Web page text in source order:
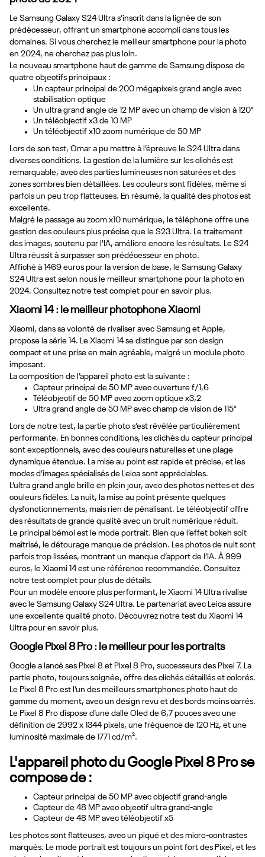
Le Samsung Galaxy S24 Ultra s’inscrit dans la lignée de son
prédécesseur, offrant un smartphone accompli dans tous les
domaines. Si vous cherchez le meilleur smartphone pour la photo
en 2024, ne cherchez pas plus loin.
Le nouveau smartphone haut de gamme de Samsung dispose de
quatre objectifs principaux :
Un capteur principal de 200 mégapixels grand angle avec
stabilisation optique
Un ultra grand angle de 12 MP avec un champ de vision à 120°
Un téléobjectif x3 de 10 MP
Un téléobjectif x10 zoom numérique de 50 MP
Lors de son test, Omar a pu mettre à l’épreuve le S24 Ultra dans
diverses conditions. La gestion de la lumière sur les clichés est
remarquable, avec des parties lumineuses non saturées et des
zones sombres bien détaillées. Les couleurs sont fidèles, même si
parfois un peu trop flatteuses. En résumé, la qualité des photos est
excellente.
Malgré le passage au zoom x10 numérique, le téléphone offre une
gestion des couleurs plus précise que le S23 Ultra. Le traitement
des images, soutenu par l'IA, améliore encore les résultats. Le S24
Ultra réussit à surpasser son prédécesseur en photo.
Affiché à 1469 euros pour la version de base, le Samsung Galaxy
S24 Ultra est selon nous le meilleur smartphone pour la photo en
2024. Consultez notre test complet pour en savoir plus.
Xiaomi 14 : le meilleur photophone Xiaomi
Xiaomi, dans sa volonté de rivaliser avec Samsung et Apple,
propose la série 14. Le Xiaomi 14 se distingue par son design
compact et une prise en main agréable, malgré un module photo
imposant.
La composition de l’appareil photo est la suivante :
Capteur principal de 50 MP avec ouverture f/1,6
Téléobjectif de 50 MP avec zoom optique x3,2
Ultra grand angle de 50 MP avec champ de vision de 115°
Lors de notre test, la partie photo s’est révélée particulièrement
performante. En bonnes conditions, les clichés du capteur principal
sont exceptionnels, avec des couleurs naturelles et une plage
dynamique étendue. La mise au point est rapide et précise, et les
modes d’images spécialisés de Leica sont appréciables.
L’ultra grand angle brille en plein jour, avec des photos nettes et des
couleurs fidèles. La nuit, la mise au point présente quelques
dysfonctionnements, mais rien de pénalisant. Le téléobjectif offre
des résultats de grande qualité avec un bruit numérique réduit.
Le principal bémol est le mode portrait. Bien que l’effet bokeh soit
maîtrisé, le détourage manque de précision. Les photos de nuit sont
parfois trop lissées, montrant un manque d’apport de l’IA. À 999
euros, le Xiaomi 14 est une référence recommandée. Consultez
notre test complet pour plus de détails.
Pour un modèle encore plus performant, le Xiaomi 14 Ultra rivalise
avec le Samsung Galaxy S24 Ultra. Le partenariat avec Leica assure
une excellente qualité photo. Découvrez notre test du Xiaomi 14
Ultra pour en savoir plus.
Google Pixel 8 Pro : le meilleur pour les portraits
Google a lancé ses Pixel 8 et Pixel 8 Pro, successeurs des Pixel 7. La
partie photo, toujours soignée, offre des clichés détaillés et colorés.
Le Pixel 8 Pro est l’un des meilleurs smartphones photo haut de
gamme du moment, avec un design revu et des bords moins carrés.
Le Pixel 8 Pro dispose d’une dalle Oled de 6,7 pouces avec une
définition de 2992 x 1344 pixels, une fréquence de 120 Hz, et une
luminosité maximale de 1771 cd/m².
L'appareil photo du Google Pixel 8 Pro se
compose de :
Capteur principal de 50 MP avec objectif grand-angle
Capteur de 48 MP avec objectif ultra grand-angle
Capteur de 48 MP avec téléobjectif x5
Les photos sont flatteuses, avec un piqué et des micro-contrastes
marqués. Le mode portrait est toujours un point fort des Pixel, et les